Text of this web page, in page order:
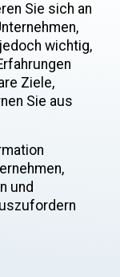
Sie sich an
wichtig,
Ziele,
Sie aus
und